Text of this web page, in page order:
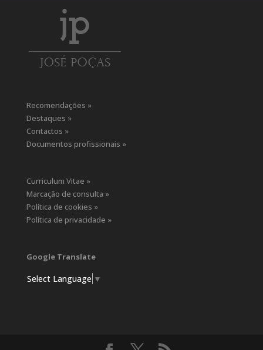
Recomendações »
Destaques »
Contactos »
Documentos profissionais »
Curriculum Vitae »
Marcação de consulta »
Política de cookies »
Política de privacidade »
Google Translate
Select Language ▼